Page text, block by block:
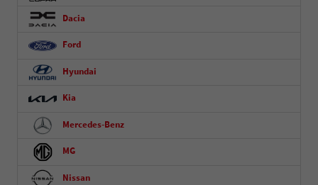
Dacia
Ford
Hyundai
Kia
Mercedes-Benz
MG
Nissan